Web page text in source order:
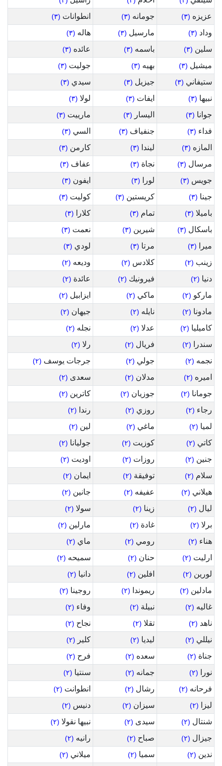
عزيزه (٣) جومانه (٣) انطوانات (٣)
وداد (٣) مارسيل (٣) هاله (٣)
سلين (٣) باسمه (٣) عائده (٣)
ميشيل (٣) بهيه (٣) جوليت (٣)
ستيفاني (٣) جيزيل (٣) سيدي (٣)
نبيها (٣) ايفات (٣) لولا (٣)
جوانا (٣) اليسار (٣) مارييت (٣)
فداء (٣) جنفياف (٣) السي (٣)
المازه (٣) ليندا (٣) كارمن (٣)
مرسال (٣) نجاة (٣) عفاف (٣)
جويس (٣) لورا (٣) ايفون (٣)
جينا (٣) كريستين (٣) كوليت (٣)
باميلا (٣) تمام (٣) كلارا (٣)
باسكال (٣) شيرين (٣) نعمت (٣)
ميرا (٣) مرتا (٣) لودي (٣)
زينب (٢) كلادس (٢) وديعه (٢)
دنيا (٢) فيرونيك (٢) عائدة (٢)
ماركو (٢) ماكي (٢) ايزابيل (٢)
مادونا (٢) نايله (٢) جيهان (٢)
كاميليا (٢) عدلا (٢) نجله (٢)
سندرا (٢) فريال (٢) رلا (٢)
نجمه (٢) جولي (٢) جرجات يوسف (٢)
اميره (٢) مدلان (٢) سعدى (٢)
جومانا (٢) جوزيان (٢) كاترين (٢)
رجاء (٢) روزي (٢) رندا (٢)
لميا (٢) ماغي (٢) لين (٢)
كاتي (٢) كوزيت (٢) جوليانا (٢)
جنين (٢) روزات (٢) اوديت (٢)
سلام (٢) توفيقة (٢) ايمان (٢)
هيلاني (٢) عفيفه (٢) جانين (٢)
ليال (٢) زينا (٢) سولا (٢)
برلا (٢) غادة (٢) مارلين (٢)
هناء (٢) رومي (٢) ماي (٢)
ارليت (٢) حنان (٢) سميحه (٢)
لورين (٢) افلين (٢) دانيا (٢)
مادلين (٢) ريموندا (٢) روجينا (٢)
غاليه (٢) نبيلة (٢) وفاء (٢)
ناهد (٢) تقلا (٢) نجاح (٢)
نيللي (٢) ليديا (٢) كلير (٢)
جناة (٢) سعده (٢) فرح (٢)
نورا (٢) جمانه (٢) سنتيا (٢)
فرحانه (٢) رشال (٢) انطوانت (٢)
ليزا (٢) سيزان (٢) دنيس (٢)
شنتال (٢) سيدى (٢) نبيها نقولا (٢)
جيزال (٢) صباح (٢) رانيه (٢)
ندين (٢) سميا (٢) ميلاني (٢)